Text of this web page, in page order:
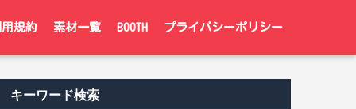
規約 素材一覧 BOOTH プライバシーポリシー
キーワード検索